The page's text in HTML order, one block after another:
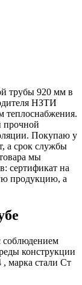
трубы 920 мм в
НЗТИ
теплоснабжения.
прочной
Покупаю у
а срок службы
мы
сертификат на
продукцию, а
соблюдением
конструкции
, марка стали Ст